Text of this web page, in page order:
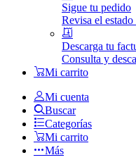
Sigue tu pedido
Revisa el
Descarga tu
Consulta y
Mi carrito
Mi cuenta
Buscar
Categorías
Mi carrito
Más